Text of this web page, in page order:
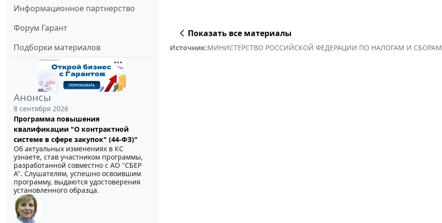
Информационное партнерство
Форум Гарант
Подборки материалов
Анонсы
8 сентября 2026
Программа повышения
квалификации "О контрактной
системе в сфере закупок" (44-ФЗ)"
Об актуальных изменениях в КС
узнаете, став участником программы,
разработанной совместно с АО ''СБЕР
А". Слушателям, успешно освоившим
программу, выдаются удостоверения
установленного образца.
Показать все материалы
Источник:МИНИСТЕРСТВО РОССИЙСКОЙ ФЕДЕРАЦИИ ПО НАЛОГАМ И СБОРАМ